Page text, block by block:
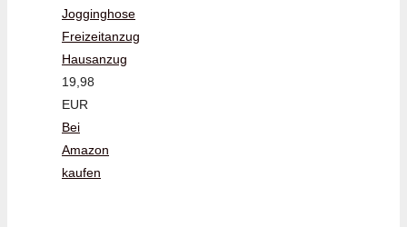
Jogginghose
Freizeitanzug
Hausanzug
19,98
EUR
Bei
Amazon
kaufen